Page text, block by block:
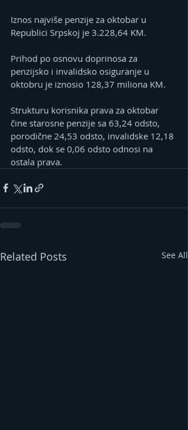
Iznos najviše penzije za oktobar u
Republici Srpskoj je 3.228,64 KM.
Prihod po osnovu doprinosa za
penzijsko i invalidsko osiguranje u
oktobru je iznosio 128,37 miliona KM.
Strukturu korisnika prava za oktobar
čine starosne penzije sa 63,24 odsto,
porodične 24,53 odsto, invalidske 12,18
odsto, dok se 0,06 odsto odnosi na
ostala prava.
Related Posts See All